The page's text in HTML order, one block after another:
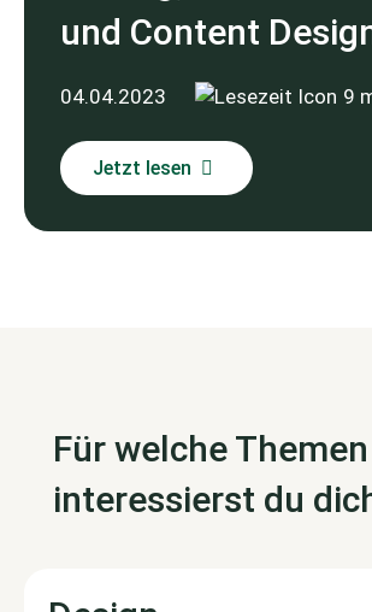
und Content
04.04.2023 9
Jetzt lesen
Für welche Themen
interessierst du